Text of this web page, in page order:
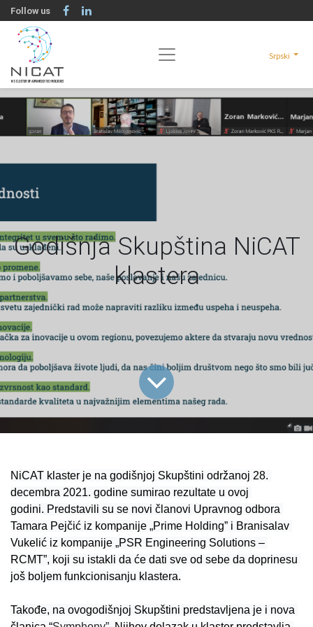
Follow us
Srpski
Godišnja Skupština NiCAT
klastera
NiCAT klaster je na godišnjoj Skupštini održanoj 28.
decembra 2021. godine sumirao rezultate u ovoj
godini. Predstavili su se novi članovi Upravnog odbora
Tamara Pejčić iz kompanije „Prime Holding” i Branisalav
Vukelić iz kompanije „PSR Engineering Solutions –
RCMT”, koji su istakli da će dati sve od sebe da doprinesu
još boljem funkcionisanju klastera.
Takođe, na ovogodišnjoj Skupštini predstavljena je i nova